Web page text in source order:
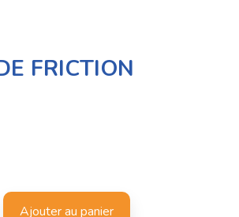
FRICTION
Ajouter au panier